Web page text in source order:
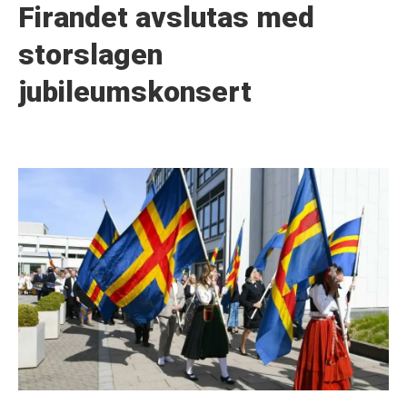
Firandet avslutas med
storslagen
jubileumskonsert